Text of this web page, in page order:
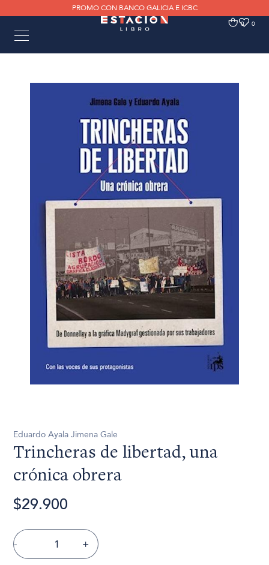
PROMO CON BANCO GALICIA E ICBC
0 0
Eduardo Ayala Jimena Gale
Trincheras de libertad, una
crónica obrera
$29.900
- +